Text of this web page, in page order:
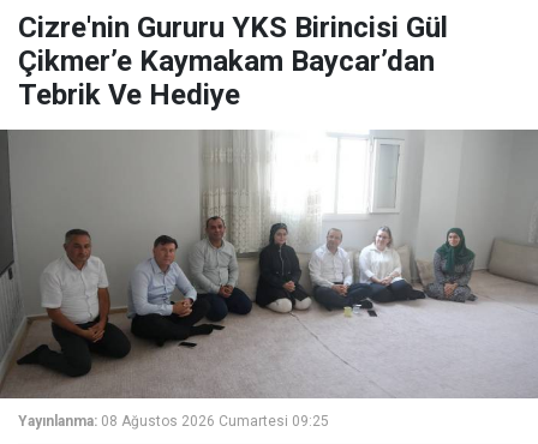
Cizre'nin Gururu YKS Birincisi Gül
Çikmer’e Kaymakam Baycar’dan
Tebrik Ve Hediye
Yayınlanma: 08 Ağustos 2026 Cumartesi 09:25